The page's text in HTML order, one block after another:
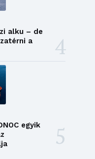
alku – de
a
egyik